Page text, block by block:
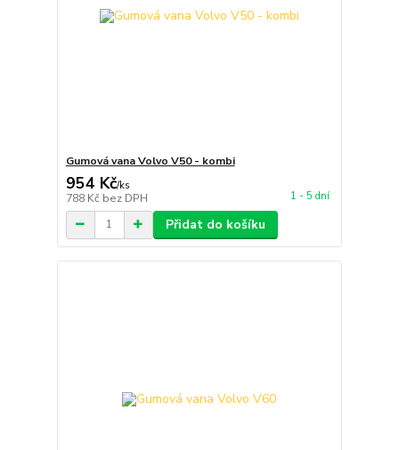
Gumová vana Volvo V50 - kombi
954 Kč/ks
788 Kč bez DPH 1 - 5 dní
Přidat do košíku